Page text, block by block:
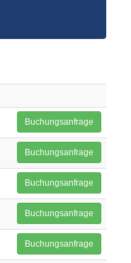
Buchungsanfrage
Buchungsanfrage
Buchungsanfrage
Buchungsanfrage
Buchungsanfrage